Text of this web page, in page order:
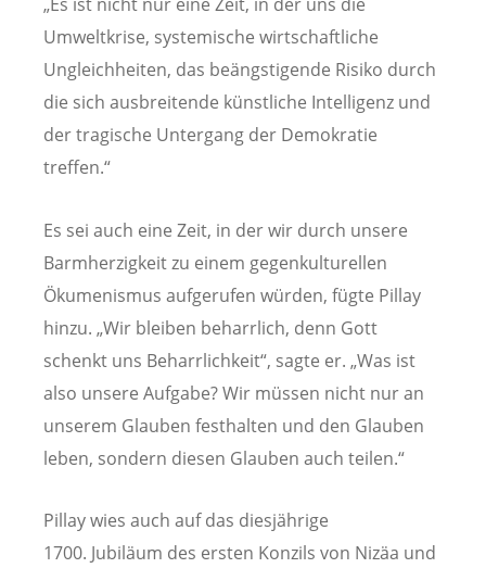
„Es ist nicht nur eine Zeit, in der uns die
Umweltkrise, systemische wirtschaftliche
Ungleichheiten, das beängstigende Risiko durch
die sich ausbreitende künstliche Intelligenz und
der tragische Untergang der Demokratie
treffen.“
Es sei auch eine Zeit, in der wir durch unsere
Barmherzigkeit zu einem gegenkulturellen
Ökumenismus aufgerufen würden, fügte Pillay
hinzu. „Wir bleiben beharrlich, denn Gott
schenkt uns Beharrlichkeit“, sagte er. „Was ist
also unsere Aufgabe? Wir müssen nicht nur an
unserem Glauben festhalten und den Glauben
leben, sondern diesen Glauben auch teilen.“
Pillay wies auch auf das diesjährige
1700. Jubiläum des ersten Konzils von Nizäa und